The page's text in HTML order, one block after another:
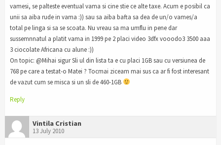
vamesi, se palteste eventual vama si cine stie ce alte taxe. Acum e posibil ca
unii sa aiba rude in vama :)) sau sa aiba bafta sa dea de un/o vames/a
total pe linga si sa se scoata. Nu vreau sa ma umflu in pene dar
sussemnnatul a platit vama in 1999 pe 2 placi video 3dfx vooodo3 3500 aaa
3 ciocolate Africana cu alune :))
On topic: @Mihai sigur Sli ul din lista ta e cu placi 1GB sau cu versiunea de
768 pe care a testat-o Matei ? Tocmai ziceam mai sus ca ar fi fost interesant
de vazut cum se misca si un sli de 460-1GB
Reply
Vintila Cristian
13 July 2010